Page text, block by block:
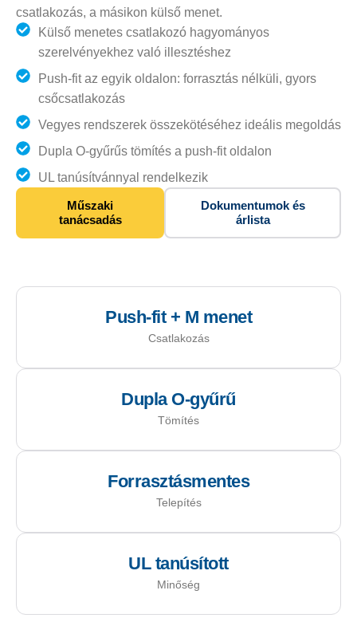
csatlakozás, a másikon külső menet.
Külső menetes csatlakozó hagyományos
szerelvényekhez való illesztéshez
Push-fit az egyik oldalon: forrasztás nélküli, gyors
csőcsatlakozás
Vegyes rendszerek összekötéséhez ideális megoldás
Dupla O-gyűrűs tömítés a push-fit oldalon
UL tanúsítvánnyal rendelkezik
Műszaki
tanácsadás
Dokumentumok és
árlista
Push-fit + M menet
Csatlakozás
Dupla O-gyűrű
Tömítés
Forrasztásmentes
Telepítés
UL tanúsított
Minőség